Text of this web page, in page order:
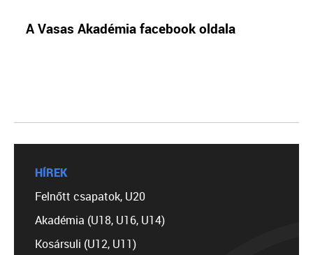
A Vasas Akadémia facebook oldala
HÍREK
Felnőtt csapatok, U20
Akadémia (U18, U16, U14)
Kosársuli (U12, U11)